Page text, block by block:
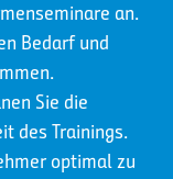
an.
Bedarf und
Sie die
des Trainings.
optimal zu